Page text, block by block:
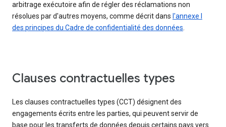
arbitrage exécutoire afin de régler des réclamations non
résolues par d'autres moyens, comme décrit dans l'annexe I
des principes du Cadre de confidentialité des données.
Clauses contractuelles types
Les clauses contractuelles types (CCT) désignent des
engagements écrits entre les parties, qui peuvent servir de
base pour les transferts de données depuis certains pays vers